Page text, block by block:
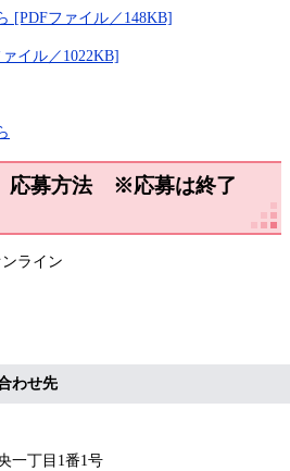
[PDFファイル／148KB]
イル／1022KB]
応募方法 ※応募は終了
ライン
わせ先
一丁目1番1号